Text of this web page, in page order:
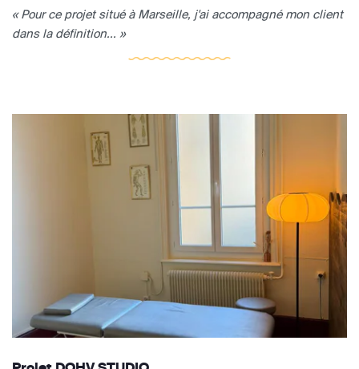
« Pour ce projet situé à Marseille, j'ai accompagné mon client
dans la définition... »